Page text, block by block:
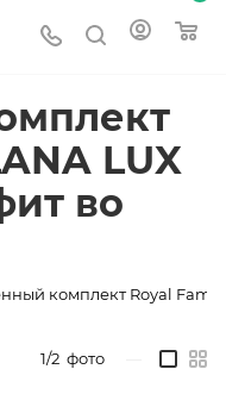
LUX
во
комплект Royal
1/2 фото